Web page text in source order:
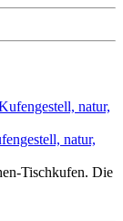
natur,
Tischkufen. Die